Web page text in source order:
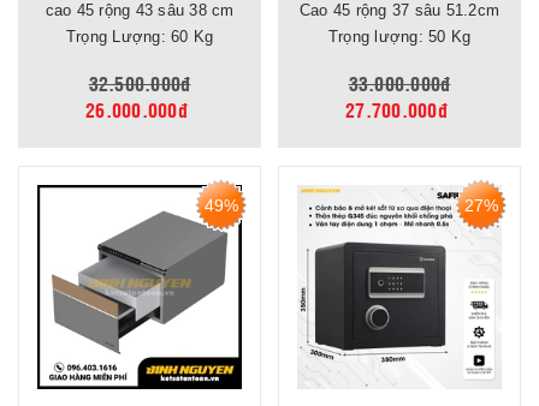
cảnh báo qua điện thoại
cao 45 rộng 43 sâu 38 cm
Trọng Lượng: 60 Kg
32.500.000đ
26.000.000đ
Cao 45 rộng 37 sâu 51.2cm
Trọng lượng: 50 Kg
33.000.000đ
27.700.000đ
49% 27%